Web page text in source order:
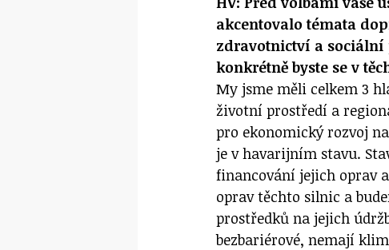
akcentovalo témata
zdravotnictví a sociální
konkrétně byste se v
My jsme měli celkem 3
životní prostředí a
pro ekonomický rozvoj
je v havarijním stavu.
financování jejich oprav
oprav těchto silnic a
prostředků na jejich
bezbariérové, nemají